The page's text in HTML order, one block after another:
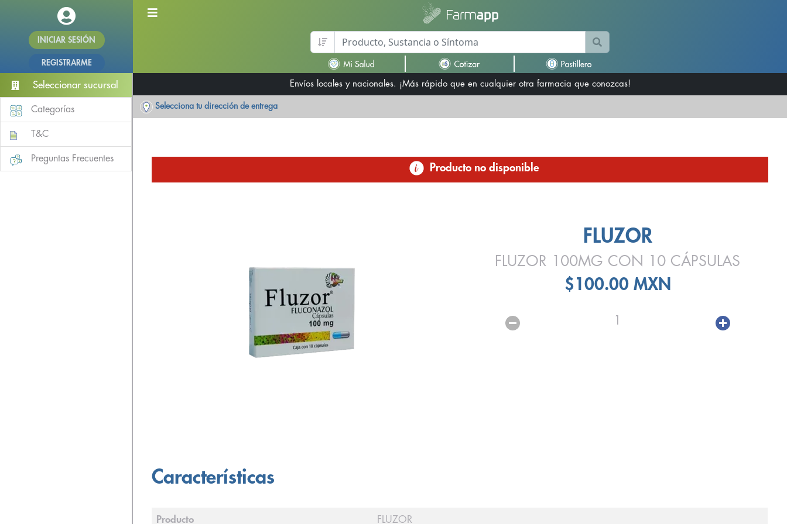
INICIAR SESIÓN
REGISTRARME
Seleccionar sucursal
Categorías
T&C
Preguntas Frecuentes
Envíos locales y nacionales. ¡Más rápido que en cualquier otra farmacia que conozcas!
Selecciona tu dirección de entrega
Producto no disponible
FLUZOR
FLUZOR 100MG CON 10 CÁPSULAS
$100.00 MXN
1
Características
Producto FLUZOR